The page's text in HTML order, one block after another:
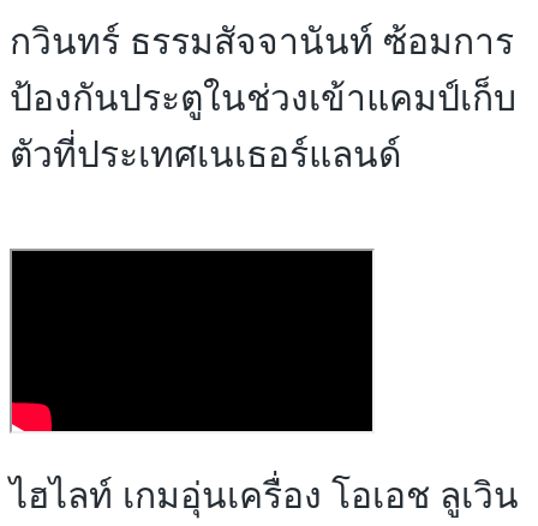
กวินทร์ ธรรมสัจจานันท์ ซ้อมการ
ป้องกันประตูในช่วงเข้าแคมป์เก็บ
ตัวที่ประเทศเนเธอร์แลนด์
ไฮไลท์ เกมอุ่นเครื่อง โอเอช ลูเวิน